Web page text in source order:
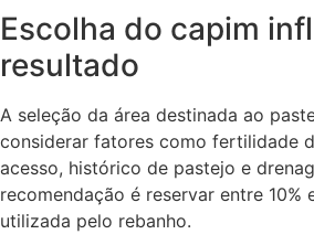
Escolha do capim
resultado
A seleção da área destinada ao
considerar fatores como fertilidade
acesso, histórico de pastejo e
recomendação é reservar entre 10%
utilizada pelo rebanho.